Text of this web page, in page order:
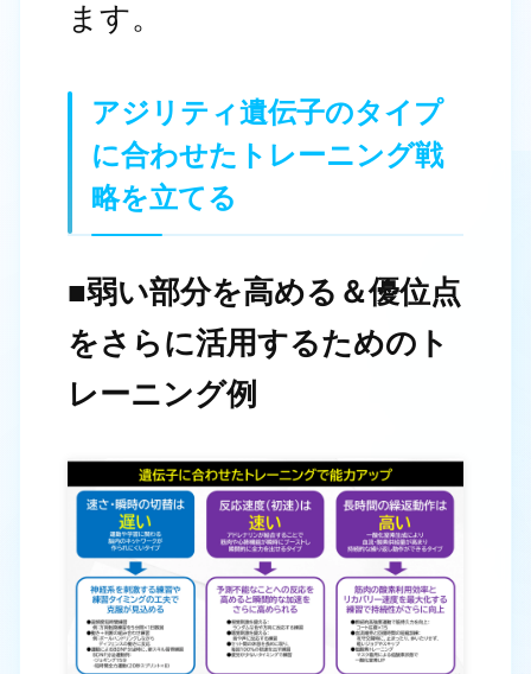
ます。
アジリティ遺伝子のタイプ
に合わせたトレーニング戦
略を立てる
■弱い部分を高める＆優位点
をさらに活用するためのト
レーニング例